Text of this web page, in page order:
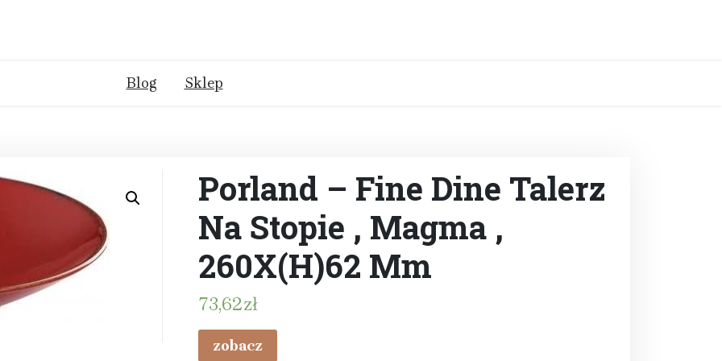
Blog Sklep
Porland – Fine Dine Talerz
Na Stopie , Magma ,
260X(H)62 Mm
73,62zł
zobacz